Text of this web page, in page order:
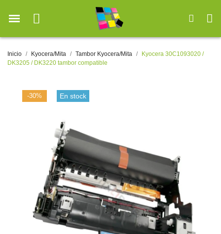
Inicio Kyocera/Mita Tambor Kyocera/Mita
Kyocera 30C1093020 /
DK3205 / DK3220 tambor compatible
-30% En stock